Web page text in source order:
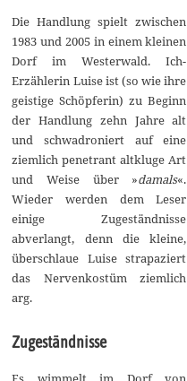
Die Handlung spielt zwischen
1983 und 2005 in einem kleinen
Dorf im Westerwald. Ich-
Erzählerin Luise ist (so wie ihre
geistige Schöpferin) zu Beginn
der Handlung zehn Jahre alt
und schwadroniert auf eine
ziemlich penetrant altkluge Art
und Weise über »damals«.
Wieder werden dem Leser
einige Zugeständnisse
abverlangt, denn die kleine,
überschlaue Luise strapaziert
das Nervenkostüm ziemlich
arg.
Zugeständnisse